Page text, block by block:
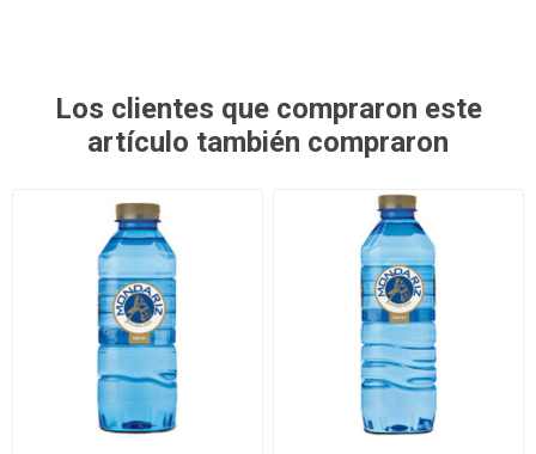
Los clientes que compraron este
artículo también compraron